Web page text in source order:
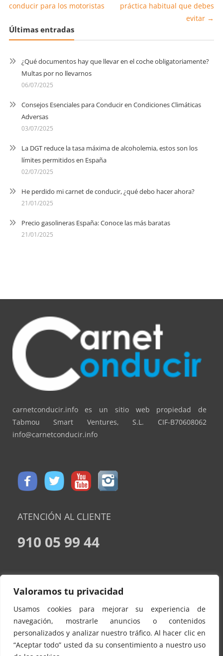
Valoramos tu privacidad
Usamos cookies para mejorar su experiencia de
navegación, mostrarle anuncios o contenidos
personalizados y analizar nuestro tráfico. Al hacer clic en
“Aceptar todo” usted da su consentimiento a nuestro uso
conducir para los motoristas
práctica habitual que debes
evitar →
Últimas entradas
¿Qué documentos hay que llevar en el coche obligatoriamente?
Multas por no llevarnos
06/07/2025
Consejos Esenciales para Conducir en Condiciones Climáticas
Adversas
03/07/2025
La DGT reduce la tasa máxima de alcoholemia, estos son los
límites permitidos en España
02/07/2025
He perdido mi carnet de conducir, ¿qué debo hacer ahora?
21/01/2025
Precio gasolineras España: Conoce las más baratas
21/01/2025
carnetconducir.info es un sitio web propiedad de
Tabmou Smart Ventures, S.L. CIF-B70608062
info@carnetconducir.info
ATENCIÓN AL CLIENTE
910 05 99 44
POLÍTICA DE PRIVACIDAD
POLITICA DE COOKIES
CONTACTO